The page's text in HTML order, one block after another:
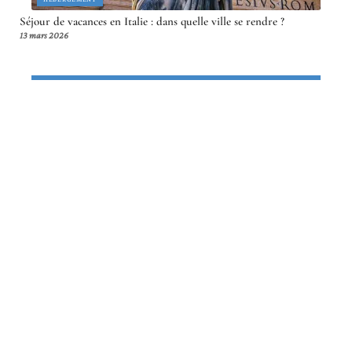
Séjour de vacances en Italie : dans quelle ville se rendre ?
13 mars 2026